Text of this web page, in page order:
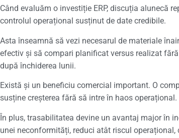
Când evaluăm o investiție ERP, discuția alunecă
controlul operațional susținut de date credibile.
Asta înseamnă să vezi necesarul de materiale
efectiv și să compari planificat versus realizat
după închiderea lunii.
Există și un beneficiu comercial important. O
susține creșterea fără să intre în haos
În plus, trasabilitatea devine un avantaj major în
unei neconformități, reduci atât riscul